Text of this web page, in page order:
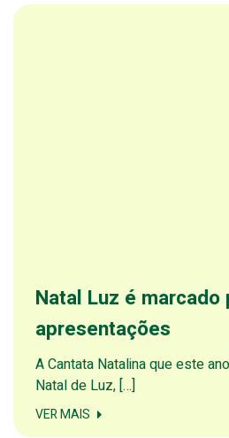
Natal Luz é marcado
apresentações
A Cantata Natalina que este
Natal de Luz, […]
VER MAIS